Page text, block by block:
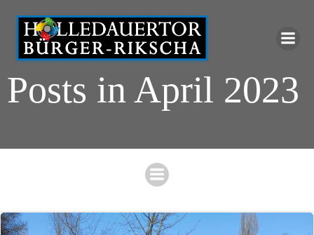
Inhalt
springen
Posts in April 2023